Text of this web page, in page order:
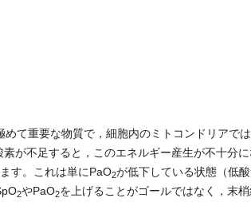
て重要な物質で，細胞内のミトコンドリアで
が不足すると，このエネルギー産生が不十分
す。これは単にPaO2が低下している状態（低
2やPaO2を上げることがゴールではなく，末